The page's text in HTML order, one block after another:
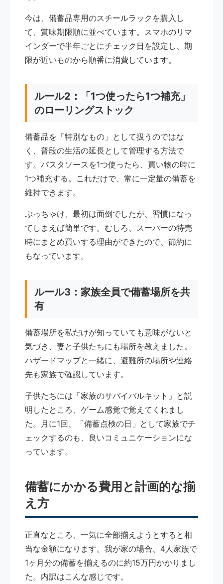
今は、備蓄品専用のスチールラックを購入し
て、賞味期限順に並べています。スマホのリマ
インダーで半年ごとにチェック日を設定し、期
限が近いものから順番に消費しています。
ルール2：「1つ使ったら1つ補充」
のローリングストック
備蓄品を「特別なもの」として扱うのではな
く、普段の生活の延長として管理する方法で
す。パスタソースを1つ使ったら、買い物の時に
1つ補充する。これだけで、常に一定量の備蓄を
維持できます。
ぶっちゃけ、最初は面倒でしたが、習慣になっ
てしまえば簡単です。むしろ、スーパーの特売
時にまとめ買いする理由ができたので、節約に
もなっています。
ルール3：家族全員で備蓄場所を共
有
備蓄場所を私だけが知っていても意味がないと
気づき、妻と子供たちにも場所を教えました。
ハザードマップと一緒に、避難所の場所や連絡
先も家族で確認しています。
子供たちには「家族のサバイバルキット」と説
明したところ、ゲーム感覚で覚えてくれまし
た。月に1回、「備蓄点検の日」として家族でチ
ェックするのも、良いコミュニケーションにな
っています。
備蓄にかかる費用と計画的な揃
え方
正直なところ、一気に全部揃えようとすると相
当な金額になります。我が家の場合、4人家族で
1ヶ月分の備蓄を揃えるのに約15万円かかりまし
た。内訳はこんな感じです。